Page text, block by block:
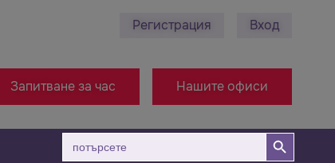
0878 495 689 - Ст. Загора +38971314005 -
Регистрация Вход
Запитване за час Нашите офиси
Търсене
за:
Бутон за търсене